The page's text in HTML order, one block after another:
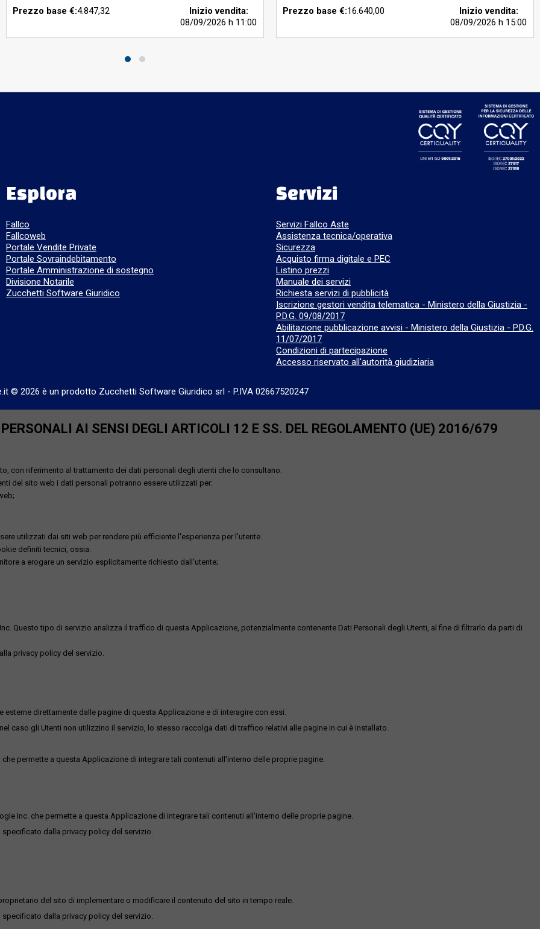
Prezzo base €:4.847,32
Inizio vendita:
08/09/2026 h 11:00
Prezzo base €:16.640,00
Inizio vendita:
08/09/2026 h 15:00
Esplora
Fallco
Fallcoweb
Portale Vendite Private
Portale Sovraindebitamento
Portale Amministrazione di sostegno
Divisione Notarile
Zucchetti Software Giuridico
Servizi
Servizi Fallco Aste
Assistenza tecnica/operativa
Sicurezza
Acquisto firma digitale e PEC
Listino prezzi
Manuale dei servizi
Richiesta servizi di pubblicità
Iscrizione gestori vendita telematica - Ministero della Giustizia -
P.D.G. 09/08/2017
Abilitazione pubblicazione avvisi - Ministero della Giustizia - P.D.G.
11/07/2017
Condizioni di partecipazione
Accesso riservato all'autorità giudiziaria
© 2026 è un prodotto Zucchetti Software Giuridico srl - P.IVA 02667520247
AI SENSI DEGLI ARTICOLI 12 E SS. DEL REGOLAMENTO (UE) 2016/679
con riferimento al trattamento dei dati personali degli utenti che lo consultano.
del sito web i dati personali potranno essere utilizzati per:
utilizzati dai siti web per rendere più efficiente l'esperienza per l'utente.
definiti tecnici, ossia:
a erogare un servizio esplicitamente richiesto dall'utente;
Questo tipo di servizio analizza il traffico di questa Applicazione, potenzialmente contenente Dati Personali degli Utenti, al fine di filtrarlo da parti di
privacy policy del servizio.
direttamente dalle pagine di questa Applicazione e di interagire con essi.
caso gli Utenti non utilizzino il servizio, lo stesso raccolga dati di traffico relativi alle pagine in cui è installato.
permette a questa Applicazione di integrare tali contenuti all'interno delle proprie pagine.
Inc. che permette a questa Applicazione di integrare tali contenuti all'interno delle proprie pagine.
dalla privacy policy del servizio.
del sito di implementare o modificare il contenuto del sito in tempo reale.
dalla privacy policy del servizio.